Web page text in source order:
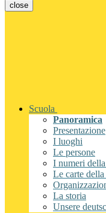
close
Scuola
Panoramica
Presentazione
I luoghi
Le persone
I numeri
Le carte della
La storia
Unsere